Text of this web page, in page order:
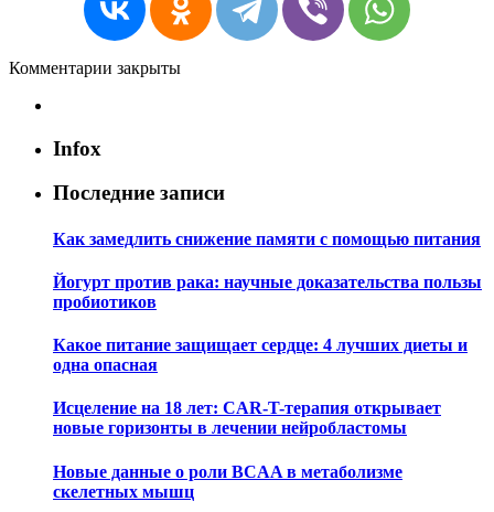
Комментарии закрыты
Infox
Последние записи
Как замедлить снижение памяти с помощью питания
Йогурт против рака: научные доказательства пользы
пробиотиков
Какое питание защищает сердце: 4 лучших диеты и
одна опасная
Исцеление на 18 лет: CAR-T-терапия открывает
новые горизонты в лечении нейробластомы
Новые данные о роли BCAA в метаболизме
скелетных мышц